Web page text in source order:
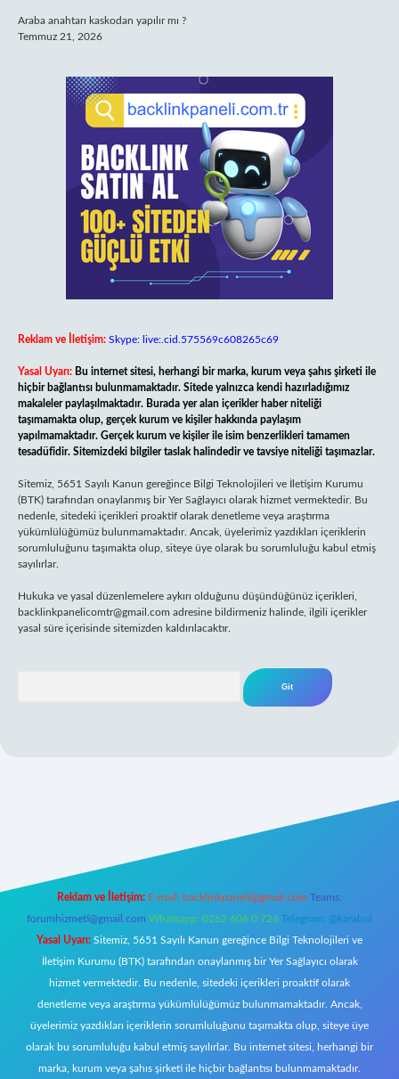
Araba anahtarı kaskodan yapılır mı ?
Temmuz 21, 2026
Reklam ve İletişim: Skype: live:.cid.575569c608265c69
Yasal Uyarı: Bu internet sitesi, herhangi bir marka, kurum veya şahıs şirketi ile
hiçbir bağlantısı bulunmamaktadır. Sitede yalnızca kendi hazırladığımız
makaleler paylaşılmaktadır. Burada yer alan içerikler haber niteliği
taşımamakta olup, gerçek kurum ve kişiler hakkında paylaşım
yapılmamaktadır. Gerçek kurum ve kişiler ile isim benzerlikleri tamamen
tesadüfidir. Sitemizdeki bilgiler taslak halindedir ve tavsiye niteliği taşımazlar.
Sitemiz, 5651 Sayılı Kanun gereğince Bilgi Teknolojileri ve İletişim Kurumu
(BTK) tarafından onaylanmış bir Yer Sağlayıcı olarak hizmet vermektedir. Bu
nedenle, sitedeki içerikleri proaktif olarak denetleme veya araştırma
yükümlülüğümüz bulunmamaktadır. Ancak, üyelerimiz yazdıkları içeriklerin
sorumluluğunu taşımakta olup, siteye üye olarak bu sorumluluğu kabul etmiş
sayılırlar.
Hukuka ve yasal düzenlemelere aykırı olduğunu düşündüğünüz içerikleri,
backlinkpanelicomtr@gmail.com adresine bildirmeniz halinde, ilgili içerikler
yasal süre içerisinde sitemizden kaldırılacaktır.
Reklam ve İletişim: E-mail: backlinkpaneli@gmail.com Teams:
forumhizmeti@gmail.com Whatsapp: 0262 606 0 726 Telegram: @karabul
Yasal Uyarı: Sitemiz, 5651 Sayılı Kanun gereğince Bilgi Teknolojileri ve
İletişim Kurumu (BTK) tarafından onaylanmış bir Yer Sağlayıcı olarak
hizmet vermektedir. Bu nedenle, sitedeki içerikleri proaktif olarak
denetleme veya araştırma yükümlülüğümüz bulunmamaktadır. Ancak,
üyelerimiz yazdıkları içeriklerin sorumluluğunu taşımakta olup, siteye üye
olarak bu sorumluluğu kabul etmiş sayılırlar. Bu internet sitesi, herhangi bir
marka, kurum veya şahıs şirketi ile hiçbir bağlantısı bulunmamaktadır.